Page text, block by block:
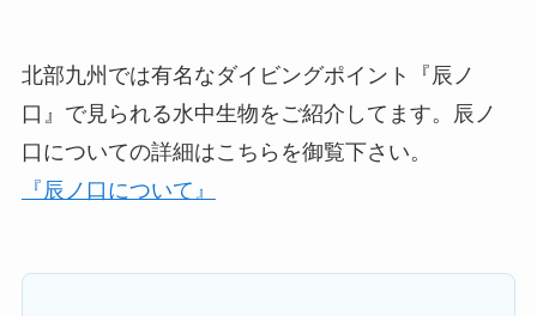
北部九州では有名なダイビングポイント『辰ノ
口』で見られる水中生物をご紹介してます。辰ノ
口についての詳細はこちらを御覧下さい。
『辰ノ口について』